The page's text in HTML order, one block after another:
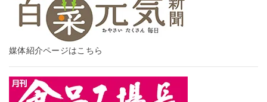
媒体紹介ページはこちら